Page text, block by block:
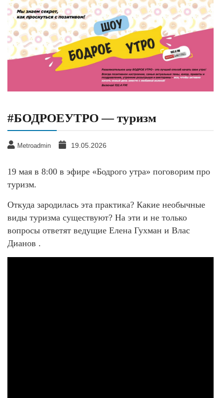
#БОДРОЕУТРО — туризм
Metroadmin 19.05.2026
19 мая в 8:00 в эфире «Бодрого утра» поговорим про
туризм.
Откуда зародилась эта практика? Какие необычные
виды туризма существуют? На эти и не только
вопросы ответят ведущие Елена Гухман и Влас
Дианов .